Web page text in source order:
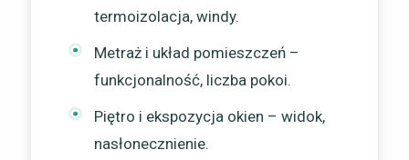
termoizolacja, windy.
Metraż i układ pomieszczeń –
funkcjonalność, liczba pokoi.
Piętro i ekspozycja okien – widok,
nasłonecznienie.